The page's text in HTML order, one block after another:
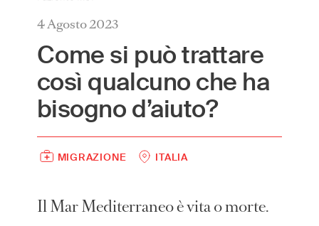
4 Agosto 2023
Come si può trattare
così qualcuno che ha
bisogno d’aiuto?
MIGRAZIONE ITALIA
Il Mar Mediterraneo è vita o morte.
Belgium (Nederlands/Français)
Brazil (Português)
Canada (English/Français)
Czech Republic (Česky/English)
Denmark (Dansk)
France (Français)
Germany (Deutsch)
Hong Kong (繁體中文)